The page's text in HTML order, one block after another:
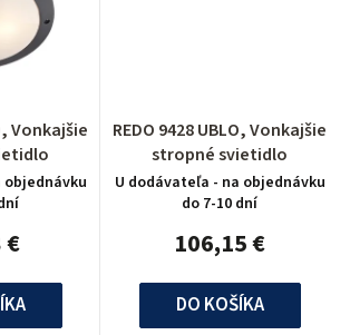
Vonkajšie
objednávku
€
REDO 9428 UBLO, Vonkajšie
stropné svietidlo
U dodávateľa - na objednávku
do 7-10 dní
106,15 €
DO KOŠÍKA